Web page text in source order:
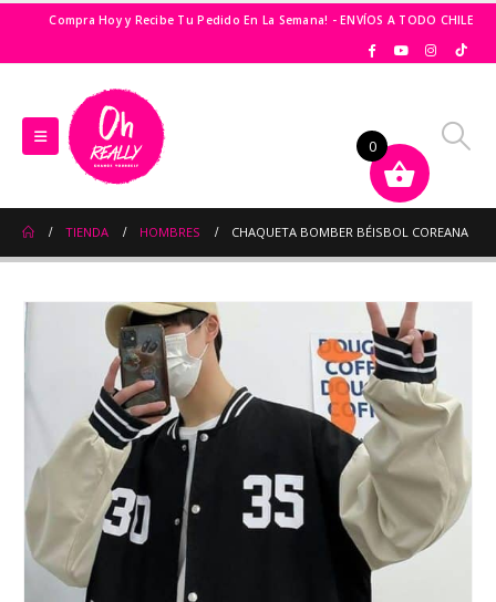
Compra Hoy y Recibe Tu Pedido En La Semana! - ENVÍOS A TODO CHILE
TIENDA HOMBRES CHAQUETA BOMBER BÉISBOL COREANA
0